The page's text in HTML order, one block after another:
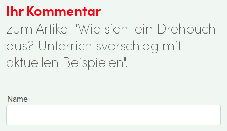
Ihr Kommentar
zum Artikel "Wie sieht ein Drehbuch
aus? Unterrichtsvorschlag mit
aktuellen Beispielen".
Name